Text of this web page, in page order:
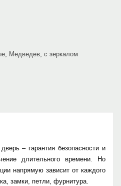
, Медведев, с зеркалом
– гарантия безопасности и
длительного времени. Но
напрямую зависит от каждого
замки, петли, фурнитура.